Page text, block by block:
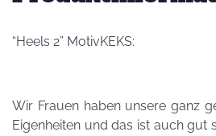
“Heels 2” MotivKEKS:
Wir Frauen haben unsere ganz
Eigenheiten und das ist auch gut